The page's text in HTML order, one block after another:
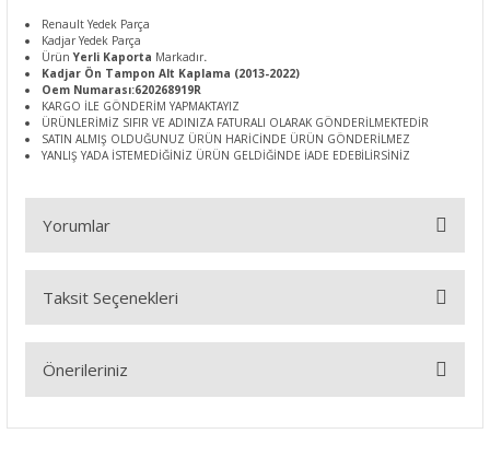
Renault Yedek Parça
Kadjar Yedek Parça
ÜrünYerli Kaporta Markadır.
Kadjar Ön Tampon Alt Kaplama (2013-2022)
Oem Numarası:620268919R
KARGO İLE GÖNDERİM YAPMAKTAYIZ
ÜRÜNLERİMİZ SIFIR VE ADINIZA FATURALI OLARAK GÖNDERİLMEKTEDİR
SATIN ALMIŞ OLDUĞUNUZ ÜRÜN HARİCİNDE ÜRÜN GÖNDERİLMEZ
YANLIŞ YADA İSTEMEDİĞİNİZ ÜRÜN GELDİĞİNDE İADE EDEBİLİRSİNİZ
Yorumlar
Bu ürüne ilk yorumu siz yapın!
Taksit Seçenekleri
Önerileriniz